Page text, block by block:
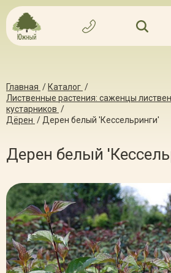
Главная / Каталог /
Лиственные растения: саженцы
кустарников /
Дёрен / Дерен белый 'Кессельринги'
Дерен белый